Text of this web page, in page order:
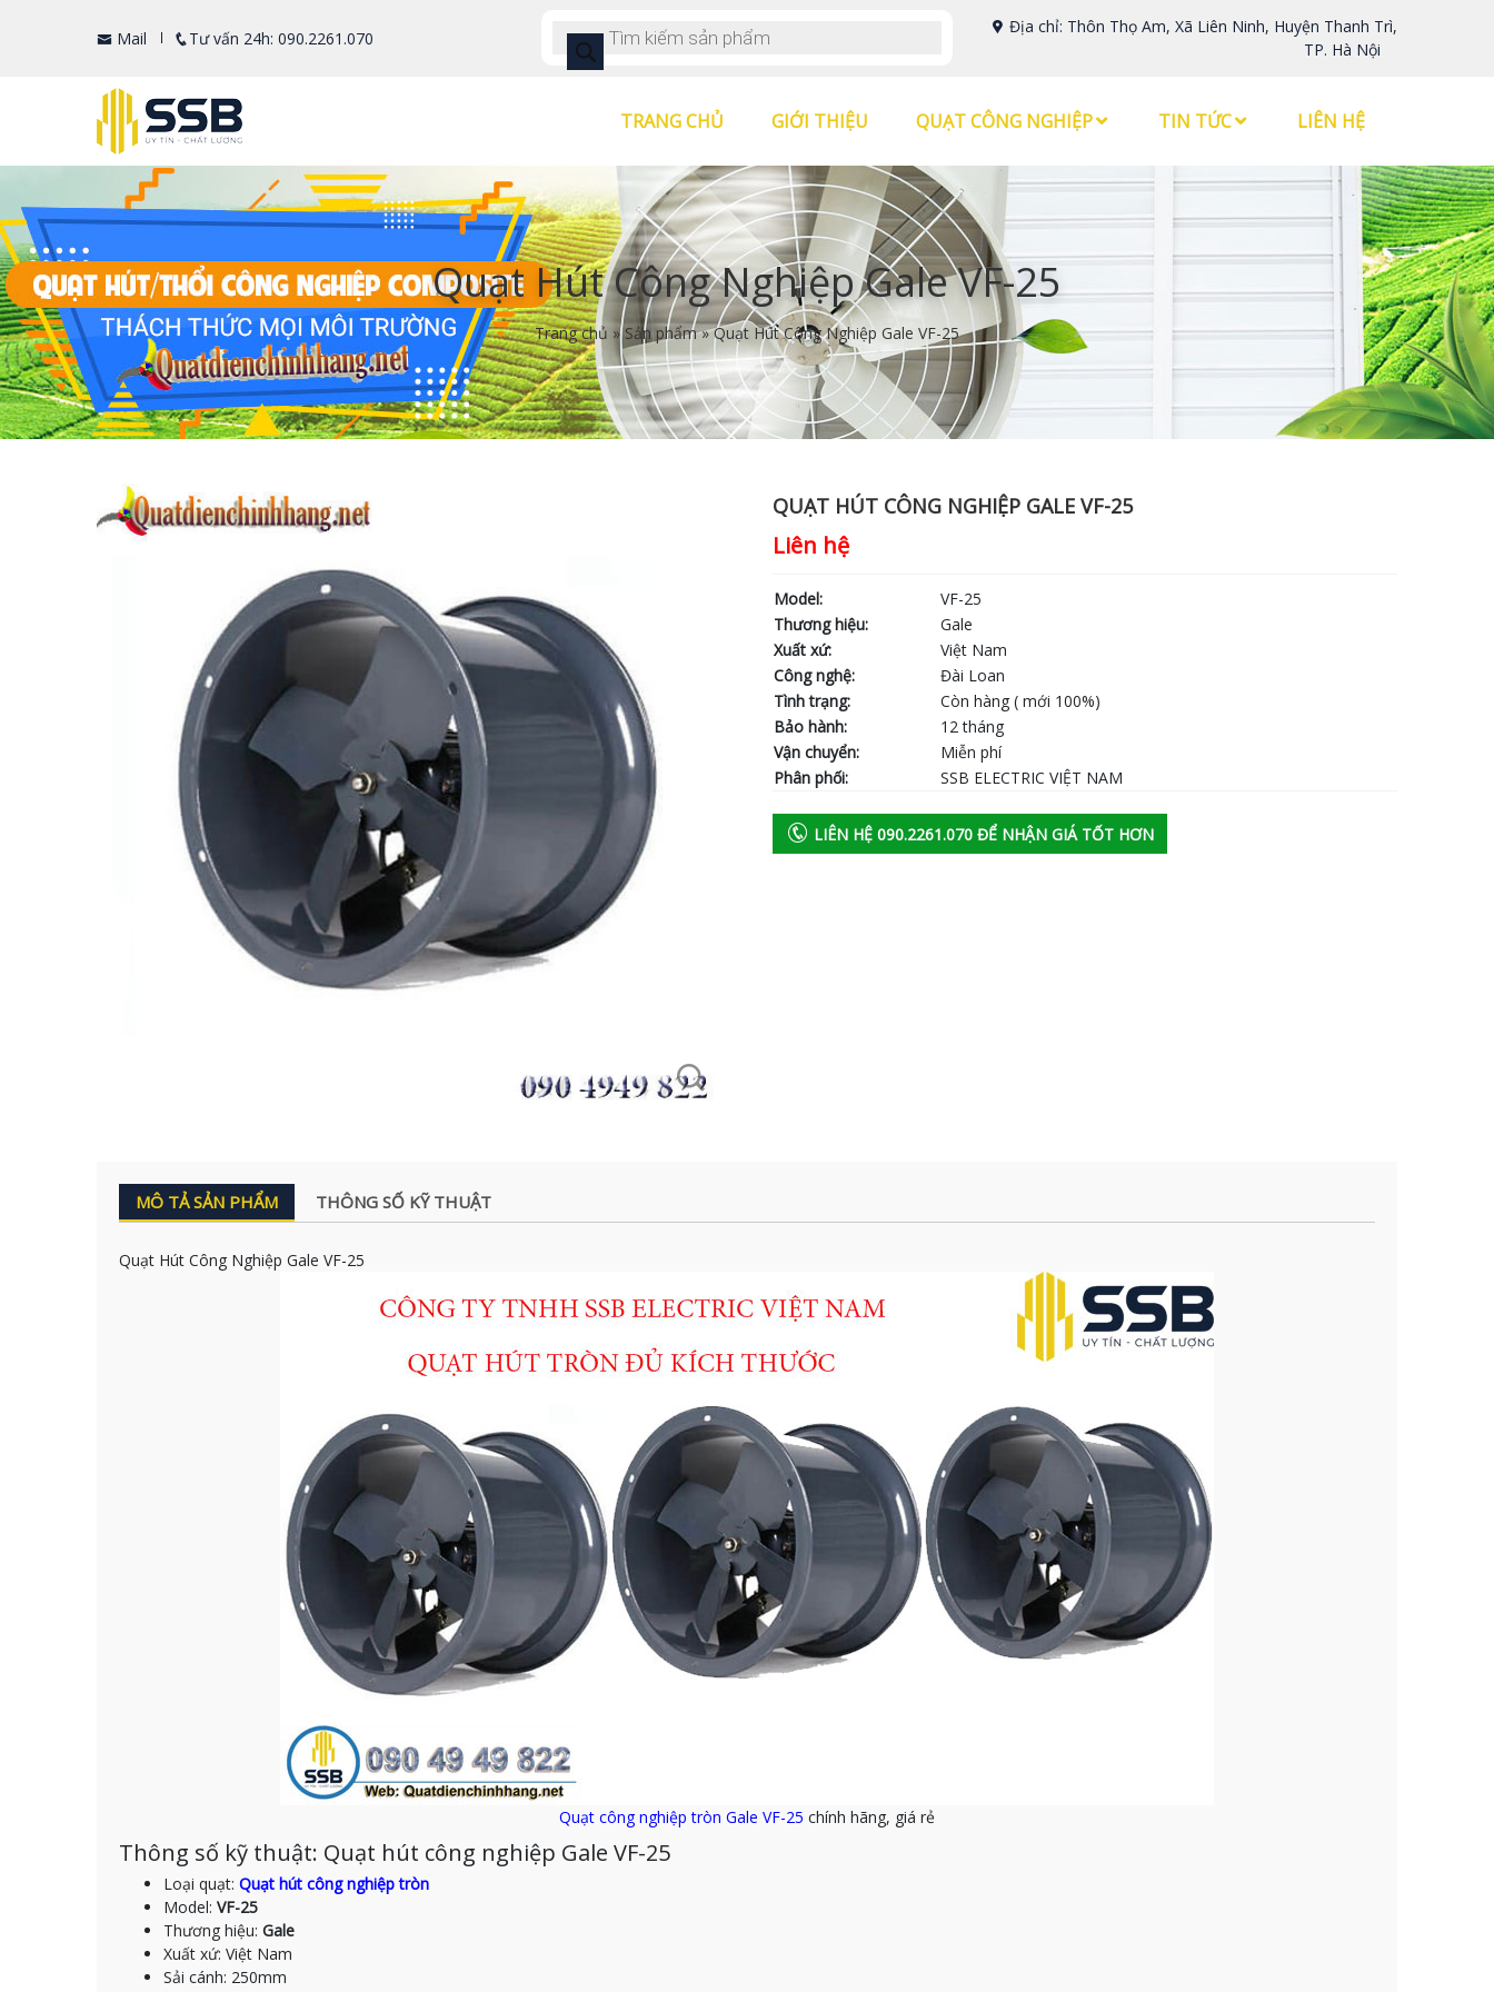
Mail Tư vấn 24h: 090.2261.070
Địa chỉ: Thôn Thọ Am, Xã Liên Ninh, Huyện Thanh Trì,
TP. Hà Nội
TRANG CHỦ GIỚI THIỆU QUẠT CÔNG NGHIỆP TIN TỨC LIÊN HỆ
Quạt Hút Công Nghiệp Gale VF-25
Trang chủ »Sản phẩm»Quạt Hút Công Nghiệp Gale VF-25
QUẠT HÚT CÔNG NGHIỆP GALE VF-25
Liên hệ
Model:
VF-25
Thương hiệu:
Gale
Xuất xứ:
Việt Nam
Công nghệ:
Đài Loan
Tình trạng:
Còn hàng ( mới 100%)
Bảo hành:
12 tháng
Vận chuyển:
Miễn phí
Phân phối:
SSB ELECTRIC VIỆT NAM
LIÊN HỆ 090.2261.070 ĐỂ NHẬN GIÁ TỐT HƠN
MÔ TẢ SẢN PHẨM THÔNG SỐ KỸ THUẬT
Quạt Hút Công Nghiệp Gale VF-25
Quạt công nghiệp tròn Gale VF-25 chính hãng, giá rẻ
Thông số kỹ thuật: Quạt hút công nghiệp Gale VF-25
Loại quạt: Quạt hút công nghiệp tròn
Model: VF-25
Thương hiệu: Gale
Xuất xứ: Việt Nam
Sải cánh: 250mm